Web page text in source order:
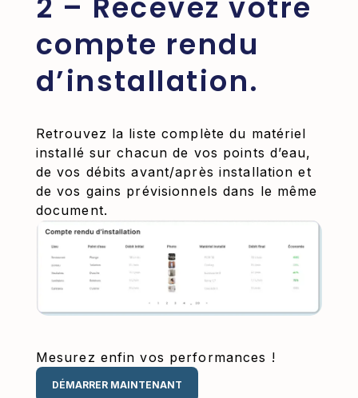
compte rendu
d’installation.
Retrouvez la liste complète du matériel
installé sur chacun de vos points d’eau,
de vos débits avant/après installation et
de vos gains prévisionnels dans le même
document.
Mesurez enfin vos performances !
DÉMARRER MAINTENANT